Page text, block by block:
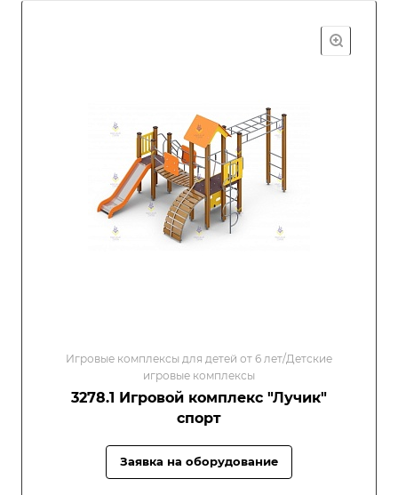
Игровые комплексы для детей от 6 лет/Детские
игровые комплексы
3278.1 Игровой комплекс "Лучик"
спорт
Заявка на оборудование